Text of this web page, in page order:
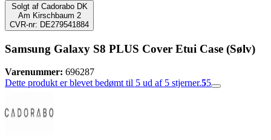
Solgt af Cadorabo DK
Am Kirschbaum 2
CVR-nr: DE279541884
Samsung Galaxy S8 PLUS Cover Etui Case (Sølv)
Varenummer: 696287
Dette produkt er blevet bedømt til 5 ud af 5 stjerner.55